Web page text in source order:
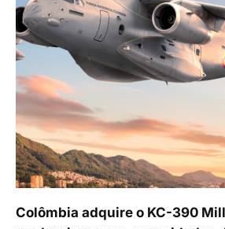
Colômbia adquire o KC-390